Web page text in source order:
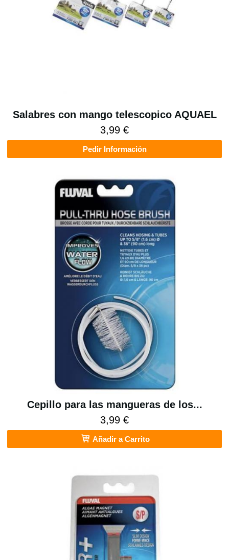
Salabres con mango telescopico AQUAEL
3,99 €
Pedir Información
Cepillo para las mangueras de los...
3,99 €
Añadir a Carrito